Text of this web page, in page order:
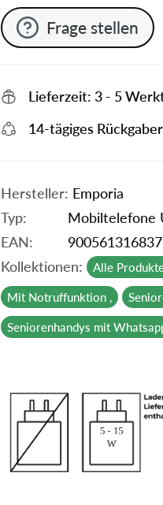
Frage stellen
Lieferzeit: 3 - 5
14-tägiges
Hersteller: Emporia
Typ:
Mobiltelefone
EAN:
Kollektionen:
Alle
Mit Notruffunktion ,
Seniorenhandys mit